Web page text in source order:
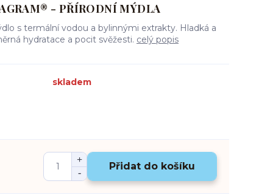
- PŘÍRODNÍ MÝDLA
s termální vodou a bylinnými extrakty. Hladká a
hydratace a pocit svěžesti. celý popis
skladem
Přidat do košíku